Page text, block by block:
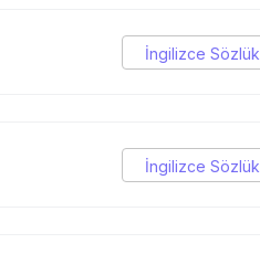
İngilizce Sözlük
İngilizce Sözlük